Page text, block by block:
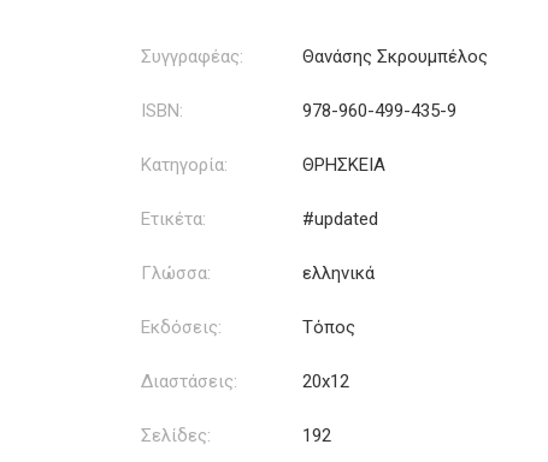
Συγγραφέας: Θανάσης Σκρουμπέλος
ISBN: 978-960-499-435-9
Κατηγορία: ΘΡΗΣΚΕΙΑ
Ετικέτα: #updated
Γλώσσα: ελληνικά
Εκδόσεις: Τόπος
Διαστάσεις: 20x12
Σελίδες: 192